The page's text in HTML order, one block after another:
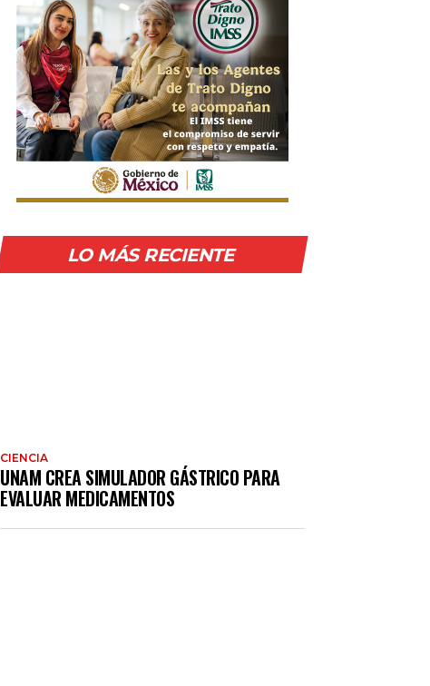
LO MÁS RECIENTE
CIENCIA
UNAM CREA SIMULADOR GÁSTRICO PARA
EVALUAR MEDICAMENTOS